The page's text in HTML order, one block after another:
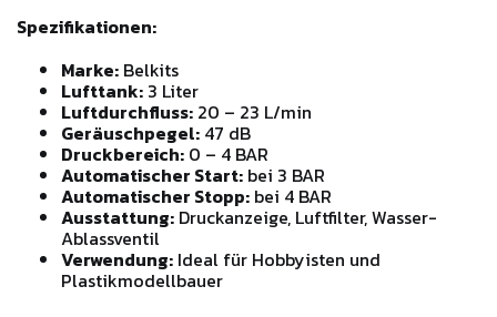
Spezifikationen:
Marke: Belkits
Lufttank: 3 Liter
Luftdurchfluss: 20 – 23 L/min
Geräuschpegel: 47 dB
Druckbereich: 0 – 4 BAR
Automatischer Start: bei 3 BAR
Automatischer Stopp: bei 4 BAR
Ausstattung: Druckanzeige, Luftfilter, Wasser-
Ablassventil
Verwendung: Ideal für Hobbyisten und
Plastikmodellbauer